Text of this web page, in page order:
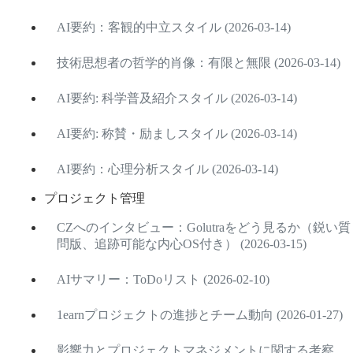
AI要約：客観的中立スタイル (2026-03-14)
技術思想者の哲学的肖像：有限と無限 (2026-03-14)
AI要約: 科学普及紹介スタイル (2026-03-14)
AI要約: 称賛・励ましスタイル (2026-03-14)
AI要約：心理分析スタイル (2026-03-14)
プロジェクト管理
CZへのインタビュー：Golutraをどう見るか（鋭い質
問版、追跡可能な内心OS付き） (2026-03-15)
AIサマリー：ToDoリスト (2026-02-10)
1earnプロジェクトの進捗とチーム動向 (2026-01-27)
影響力とプロジェクトマネジメントに関する考察